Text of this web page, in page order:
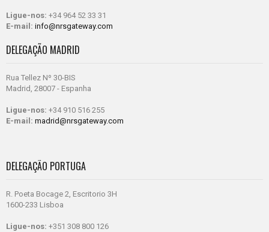
Ligue-nos: +34 964 52 33 31
E-mail: info@nrsgateway.com
DELEGAÇÃO MADRID
Rua Tellez Nº 30-BIS
Madrid, 28007 - Espanha
Ligue-nos: +34 910 516 255
E-mail: madrid@nrsgateway.com
DELEGAÇÃO PORTUGA
R. Poeta Bocage 2, Escritorio 3H
1600-233 Lisboa
Ligue-nos: +351 308 800 126